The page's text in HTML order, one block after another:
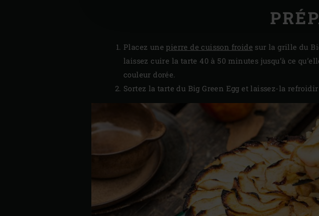
Placez unepierre de cuisson froide sur la grille du
laissez cuire la tarte 40 à 50 minutes jusqu’à ce
couleur dorée.
Sortez la tarte du Big Green Egg et laissez-la